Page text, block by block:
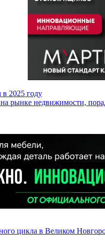
2025 году
рынке недвижимости,
цикла в Великом